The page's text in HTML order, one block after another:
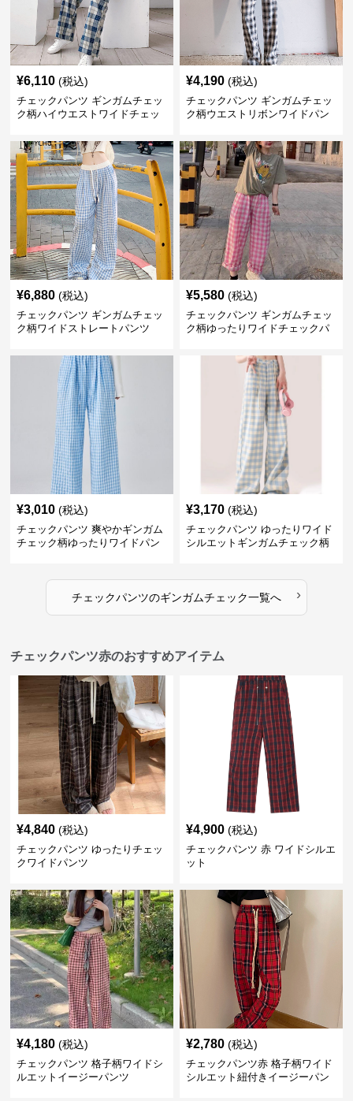
¥6,110 (税込)
チェックパンツ ギンガムチェッ
ク柄ハイウエストワイドチェッ
¥4,190 (税込)
チェックパンツ ギンガムチェッ
ク柄ウエストリボンワイドパン
¥6,880 (税込)
チェックパンツ ギンガムチェッ
ク柄ワイドストレートパンツ
¥5,580 (税込)
チェックパンツ ギンガムチェッ
ク柄ゆったりワイドチェックパ
¥3,010 (税込)
チェックパンツ 爽やかギンガム
チェック柄ゆったりワイドパン
¥3,170 (税込)
チェックパンツ ゆったりワイド
シルエットギンガムチェック柄
チェックパンツのギンガムチェック一覧へ ›
チェックパンツ赤のおすすめアイテム
¥4,840 (税込)
チェックパンツ ゆったりチェッ
クワイドパンツ
¥4,900 (税込)
チェックパンツ 赤 ワイドシルエ
ット
¥4,180 (税込)
チェックパンツ 格子柄ワイドシ
ルエットイージーパンツ
¥2,780 (税込)
チェックパンツ赤 格子柄ワイド
シルエット紐付きイージーパン